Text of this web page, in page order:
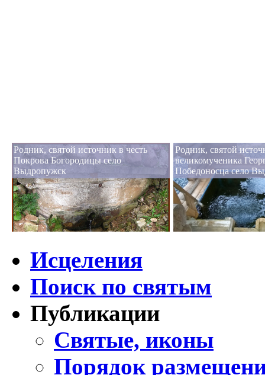
Родник, святой источник в честь
Покрова Богородицы село
Выдропужск
Родник, святой
великомученика
Победоносца село
Исцеления
Поиск по святым
Публикации
Святые, иконы
Порядок